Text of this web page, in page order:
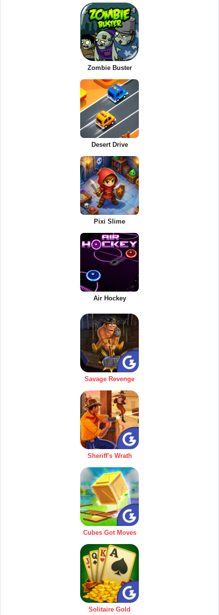
Zombie Buster
Desert Drive
Pixi Slime
Air Hockey
Savage Revenge
Sheriff's Wrath
Cubes Got Moves
Solitaire Gold